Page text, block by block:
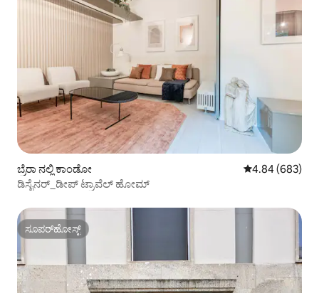
ಬ್ರೆರಾ ನಲ್ಲಿ ಕಾಂಡೋ 5 ರಲ್ಲಿ 4.84
4.84 (683)
ಡಿಸೈನರ್_ಡೀಪ್ ಟ್ರಾವೆಲ್ ಹೋಮ್
ಸೂಪರ್‌ಹೋಸ್ಟ್
ಸೂಪರ್‌ಹೋಸ್ಟ್